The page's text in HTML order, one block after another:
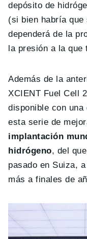
depósito de
(si bien habría que
dependerá de la
la presión a la que
Además de la
XCIENT Fuel Cell
disponible con
esta serie de
implantación
hidrógeno, del
pasado en Suiza,
más a finales de